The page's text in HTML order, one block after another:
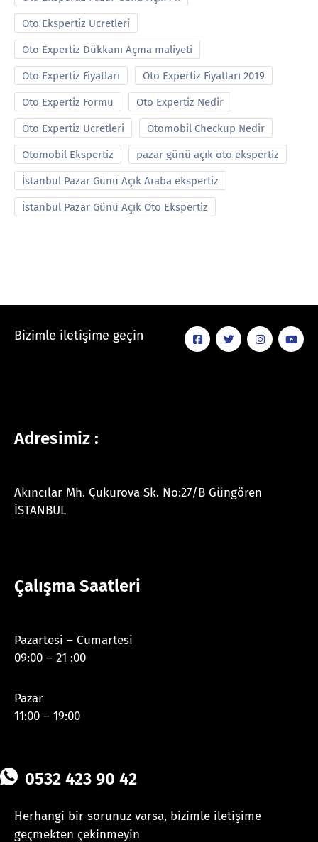
Oto Ekspertiz Ucretleri
Oto Expertiz Dükkanı Açma maliyeti
Oto Expertiz Fiyatları Oto Expertiz Fiyatları 2019
Oto Expertiz Formu Oto Expertiz Nedir
Oto Expertiz Ucretleri Otomobil Checkup Nedir
Otomobil Ekspertiz pazar günü açık oto ekspertiz
İstanbul Pazar Günü Açık Araba ekspertiz
İstanbul Pazar Günü Açık Oto Ekspertiz
Bizimle iletişime geçin
Adresimiz :
Akıncılar Mh. Çukurova Sk. No:27/B Güngören
İSTANBUL
Çalışma Saatleri
Pazartesi – Cumartesi
09:00 – 21 :00
Pazar
11:00 – 19:00
0532 423 90 42
Herhangi bir sorunuz varsa, bizimle iletişime
geçmekten çekinmeyin